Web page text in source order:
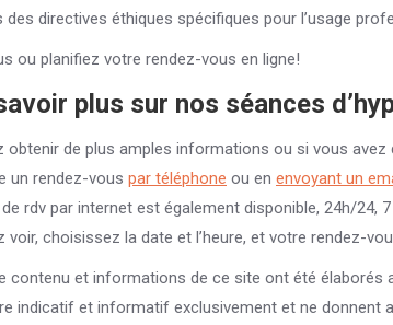
directives éthiques spécifiques pour l’usage
ou planifiez votre rendez-vous en ligne!
plus sur nos séances
obtenir de plus amples informations ou si vous avez
un rendez-vous par téléphone ou en envoyant un
de rdv par internet est également disponible, 24h/24,
voir, choisissez la date et l’heure, et votre rendez-
contenu et informations de ce site ont été élaborés
indicatif et informatif exclusivement et ne donnent